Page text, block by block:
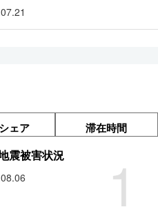
ェア 滞在時間
1
震被害状況